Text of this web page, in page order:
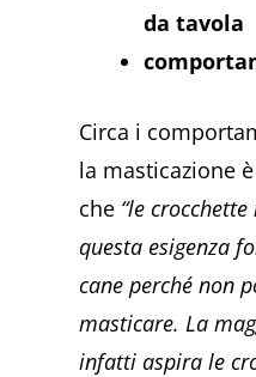
da tavola
Circa i
la masticazione
che “le
questa esigenza
cane perché non
masticare. La
infatti aspira le